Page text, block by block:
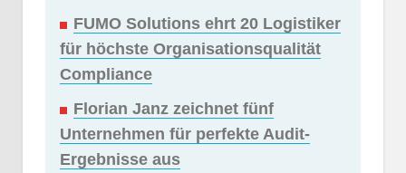
FUMO Solutions ehrt 20 Logistiker
für höchste Organisationsqualität
Compliance
Florian Janz zeichnet fünf
Unternehmen für perfekte Audit-
Ergebnisse aus